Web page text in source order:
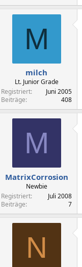
M
milch
Lt. Junior Grade
Registriert
Juni 2005
Beiträge
408
M
MatrixCorrosion
Newbie
Registriert
Juli 2008
Beiträge
7
N